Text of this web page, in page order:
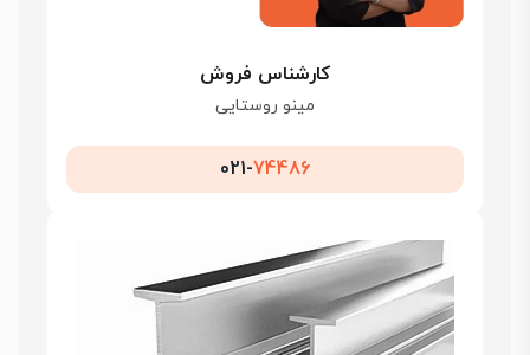
کارشناس فروش
مینو روستایی
021-74486